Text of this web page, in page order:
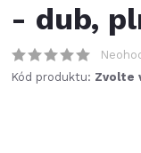
- dub,
Kód produktu: Zvolte